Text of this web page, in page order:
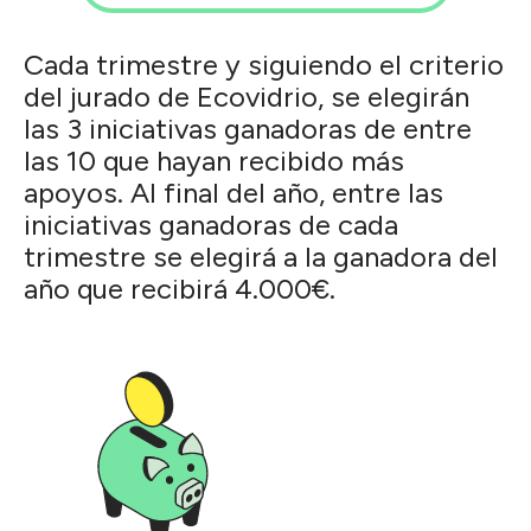
Aulas verdes
Albacete
Granja Ecológica Villada: Un Proyecto de Vida
Sostenible en los Campos de Hellín
Agroturismo Granja Ecológica Villada: Aprende a ser
granjero
“Palabras Verdes: talleres de escritura ecológica en
Tres mensajes en una botella - Un mar de iniciativas
Aprende de los más pequeños - Un mar de iniciativas
Cada trimestre y siguiendo el criterio
del jurado de Ecovidrio, se elegirán
las 3 iniciativas ganadoras de entre
las 10 que hayan recibido más
apoyos. Al final del año, entre las
iniciativas ganadoras de cada
trimestre se elegirá a la ganadora del
año que recibirá 4.000€.